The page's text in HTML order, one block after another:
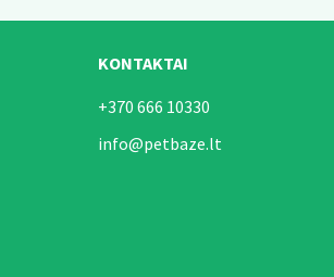
KONTAKTAI
+370 666 10330
info@petbaze.lt